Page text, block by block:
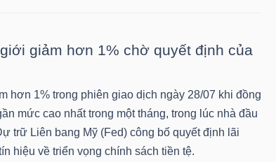
giảm hơn 1% chờ quyết định của
hơn 1% trong phiên giao dịch ngày 28/07 khi đồng
mức cao nhất trong một tháng, trong lúc nhà đầu
trữ Liên bang Mỹ (Fed) công bố quyết định lãi
hiệu về triển vọng chính sách tiền tệ.